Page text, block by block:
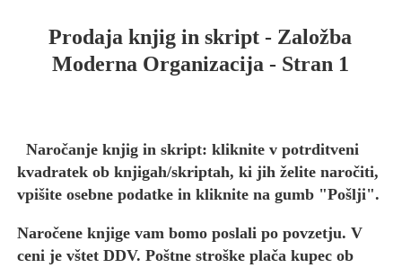
Prodaja knjig in skript - Založba
Moderna Organizacija - Stran 1
Naročanje knjig in skript: kliknite v potrditveni
kvadratek ob knjigah/skriptah, ki jih želite naročiti,
vpišite osebne podatke in kliknite na gumb "Pošlji".
Naročene knjige vam bomo poslali po povzetju. V
ceni je vštet DDV. Poštne stroške plača kupec ob